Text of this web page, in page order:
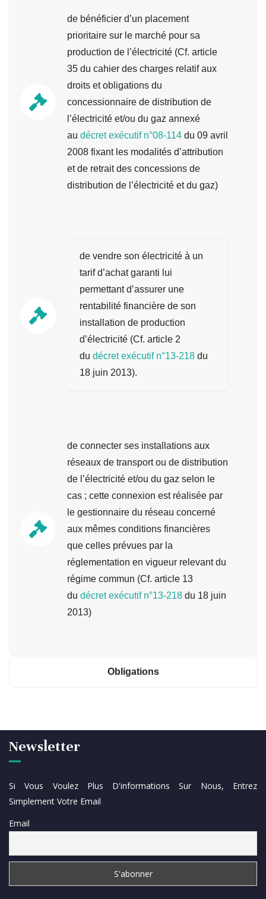
de bénéficier d’un placement
prioritaire sur le marché pour sa
production de l’électricité (Cf. article
35 du cahier des charges relatif aux
droits et obligations du
concessionnaire de distribution de
l’électricité et/ou du gaz annexé
au décret exécutif n°08-114 du 09 avril
2008 fixant les modalités d’attribution
et de retrait des concessions de
distribution de l’électricité et du gaz)
de vendre son électricité à un
tarif d’achat garanti lui
permettant d’assurer une
rentabilité financière de son
installation de production
d’électricité (Cf. article 2
du décret exécutif n°13-218 du
18 juin 2013).
de connecter ses installations aux
réseaux de transport ou de distribution
de l’électricité et/ou du gaz selon le
cas ; cette connexion est réalisée par
le gestionnaire du réseau concerné
aux mêmes conditions financières
que celles prévues par la
réglementation en vigueur relevant du
régime commun (Cf. article 13
du décret exécutif n°13-218 du 18 juin
2013)
Obligations
Newsletter
Si Vous Voulez Plus D'informations Sur Nous, Entrez
Simplement Votre Email
Email